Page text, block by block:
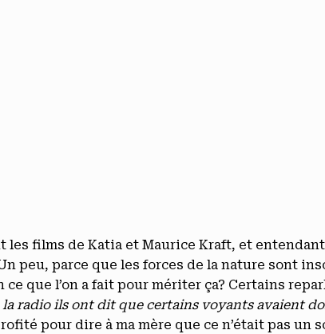
les films de Katia et Maurice Kraft, et
peu, parce que les forces de la nature sont
que l’on a fait pour mériter ça? Certains
la radio ils ont dit que certains voyants avaient
pour dire à ma mère que ce n’était pas un